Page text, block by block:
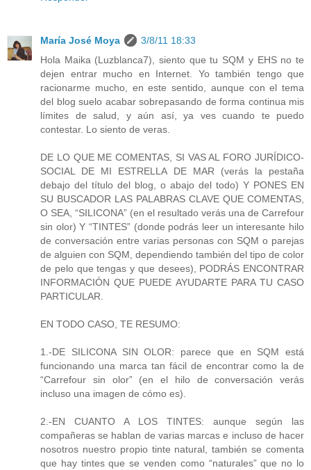
María José Moya
3/8/11 18:33
Hola Maika (Luzblanca7), siento que tu SQM y EHS no te
dejen entrar mucho en Internet. Yo también tengo que
racionarme mucho, en este sentido, aunque con el tema
del blog suelo acabar sobrepasando de forma continua mis
límites de salud, y aún así, ya ves cuando te puedo
contestar. Lo siento de veras.
DE LO QUE ME COMENTAS, SI VAS AL FORO JURÍDICO-
SOCIAL DE MI ESTRELLA DE MAR (verás la pestaña
debajo del título del blog, o abajo del todo) Y PONES EN
SU BUSCADOR LAS PALABRAS CLAVE QUE COMENTAS,
O SEA, “SILICONA” (en el resultado verás una de Carrefour
sin olor) Y “TINTES” (donde podrás leer un interesante hilo
de conversación entre varias personas con SQM o parejas
de alguien con SQM, dependiendo también del tipo de color
de pelo que tengas y que desees), PODRÁS ENCONTRAR
INFORMACIÓN QUE PUEDE AYUDARTE PARA TU CASO
PARTICULAR.
EN TODO CASO, TE RESUMO:
1.-DE SILICONA SIN OLOR: parece que en SQM está
funcionando una marca tan fácil de encontrar como la de
“Carrefour sin olor” (en el hilo de conversación verás
incluso una imagen de cómo es).
2.-EN CUANTO A LOS TINTES: aunque según las
compañeras se hablan de varias marcas e incluso de hacer
nosotros nuestro propio tinte natural, también se comenta
que hay tintes que se venden como “naturales” que no lo